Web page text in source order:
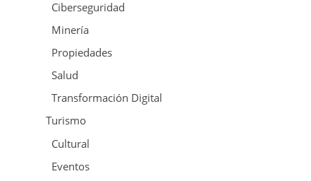
Ciberseguridad
Minería
Propiedades
Salud
Transformación Digital
Turismo
Cultural
Eventos